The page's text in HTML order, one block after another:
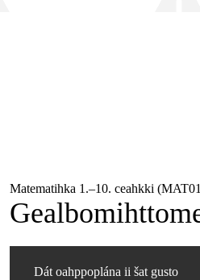
Matematihka 1.–10. ceahkki
Dát oahppoplána ii šat gusto